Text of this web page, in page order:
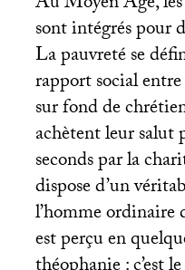
sont intégrés pour
La pauvreté se
rapport social
sur fond de
achètent leur salut
seconds par la
dispose d’un
l’homme
est perçu en